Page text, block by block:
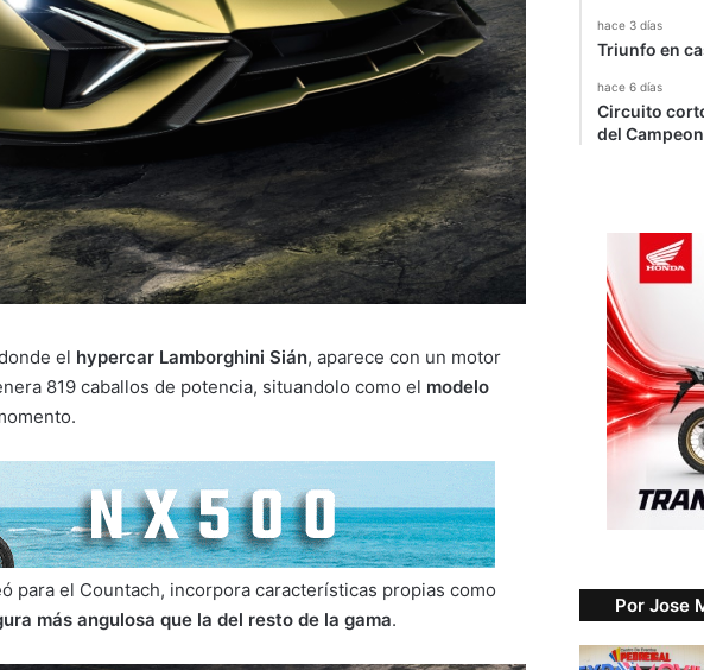
el hypercar Lamborghini Sián, aparece con un motor
819 caballos de potencia, situandolo como el modelo
para el Countach, incorpora características propias como
más angulosa que la del resto de la gama.
hace 3 días
Triunfo en
hace 6 días
Circuito
del
Por Jose